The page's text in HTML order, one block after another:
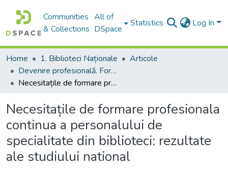
Communities
& Collections
All of
DSpace
Statistics Log In
Home 1. Biblioteci Naționale
Articole
Devenire profesională. Formarea profesională de bază și continuă a personalului din biblioteci
Necesitațile de formare profesionala continua a personalului de specialitate din biblioteci: rezultate ale studiului national
Necesitațile de formare profesionala
continua a personalului de
specialitate din biblioteci: rezultate
ale studiului national